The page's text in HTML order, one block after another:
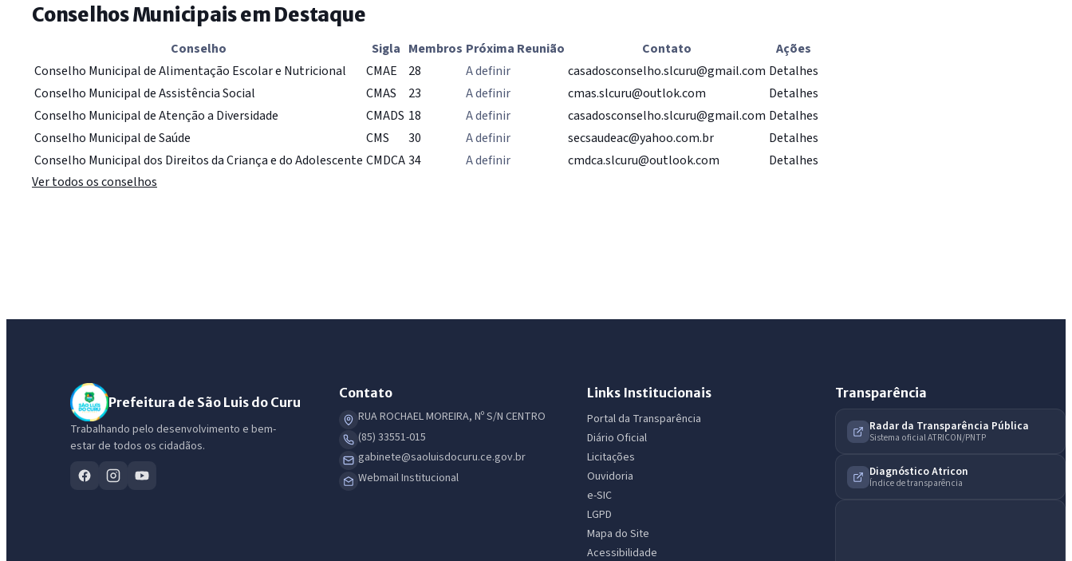
Conselhos Municipais em Destaque
Conselho Sigla Membros Próxima Reunião Contato
Ações
Conselho Municipal de Alimentação Escolar e Nutricional
CMAE 28 A definir casadosconselho.slcuru@gmail.com Detalhes
Conselho Municipal de Assistência Social
CMAS 23 A definir cmas.slcuru@outlok.com
Detalhes
Conselho Municipal de Atenção a Diversidade
CMADS 18 A definir casadosconselho.slcuru@gmail.com Detalhes
Conselho Municipal de Saúde
CMS 30 A definir secsaudeac@yahoo.com.br
Detalhes
Conselho Municipal dos Direitos da Criança e do Adolescente CMDCA34 A definir cmdca.slcuru@outlook.com
Detalhes
Ver todos os conselhos
Prefeitura de São Luis do Curu
Trabalhando pelo desenvolvimento e bem-
estar de todos os cidadãos.
Contato
RUA ROCHAEL MOREIRA, Nº S/N CENTRO
(85) 33551-015
gabinete@saoluisdocuru.ce.gov.br
Webmail Institucional
Links Institucionais
Portal da Transparência
Diário Oficial
Licitações
Ouvidoria
e-SIC
LGPD
Mapa do Site
Acessibilidade
Transparência
Radar da Transparência Pública
Sistema oficial ATRICON/PNTP
Diagnóstico Atricon
Índice de transparência